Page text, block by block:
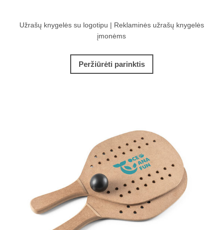
Užrašų knygelės su logotipu | Reklaminės užrašų knygelės
įmonėms
Peržiūrėti parinktis